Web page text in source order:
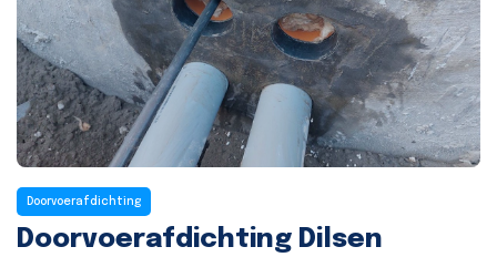
Doorvoerafdichting
Doorvoerafdichting Dilsen